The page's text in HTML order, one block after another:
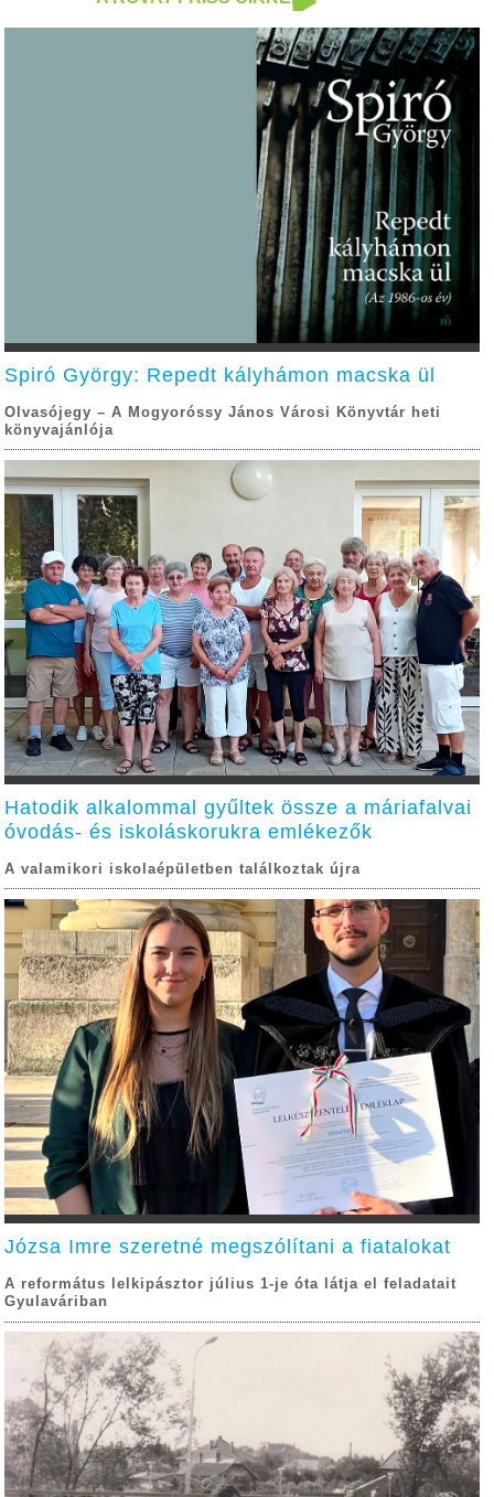
Spiró György: Repedt kályhámon macska ül
Olvasójegy – A Mogyoróssy János Városi Könyvtár heti
könyvajánlója
Hatodik alkalommal gyűltek össze a máriafalvai
óvodás- és iskoláskorukra emlékezők
A valamikori iskolaépületben találkoztak újra
Józsa Imre szeretné megszólítani a fiatalokat
A református lelkipásztor július 1-je óta látja el feladatait
Gyulaváriban